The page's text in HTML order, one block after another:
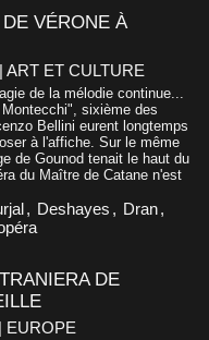
VÉRONE À
| ART ET CULTURE
de la mélodie continue...
sixième des
Bellini eurent longtemps
à l'affiche. Sur le même
de Gounod tenait le haut du
du Maître de Catane n'est
, Deshayes , Dran,
DE
| EUROPE